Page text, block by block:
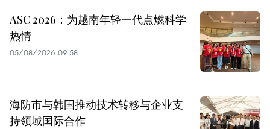
ASC 2026：为越南年轻一代点燃科学
热情
05/08/2026 09:58
海防市与韩国推动技术转移与企业支
持领域国际合作